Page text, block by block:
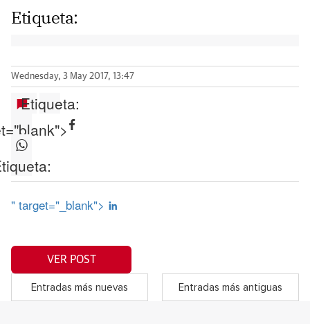
Etiqueta:
Wednesday, 3 May 2017, 13:47
Etiqueta:
" target="_blank">
VER POST
Entradas más nuevas Entradas más antiguas